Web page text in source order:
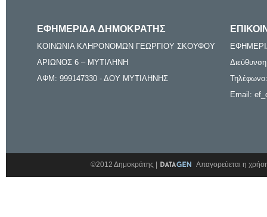
ΕΦΗΜΕΡΙΔΑ ΔΗΜΟΚΡΑΤΗΣ
ΚΟΙΝΩΝΙΑ ΚΛΗΡΟΝΟΜΩΝ ΓΕΩΡΓΙΟΥ ΣΚΟΥΦΟΥ
ΑΡΙΩΝΟΣ 6 – ΜΥΤΙΛΗΝΗ
ΑΦΜ: 999147330 - ΔΟΥ ΜΥΤΙΛΗΝΗΣ
Email:
©2012 Δημοκράτης | Απαγορεύεται η